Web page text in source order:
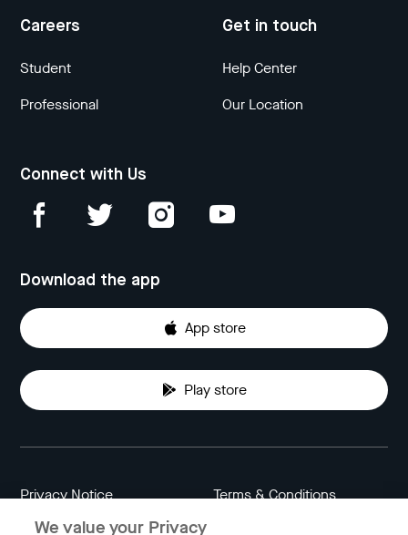
Careers
Student
Professional
Get in touch
Help Center
Our Location
Connect with Us
Download the app
App store
Play store
Privacy Notice Terms & Conditions
We value your Privacy